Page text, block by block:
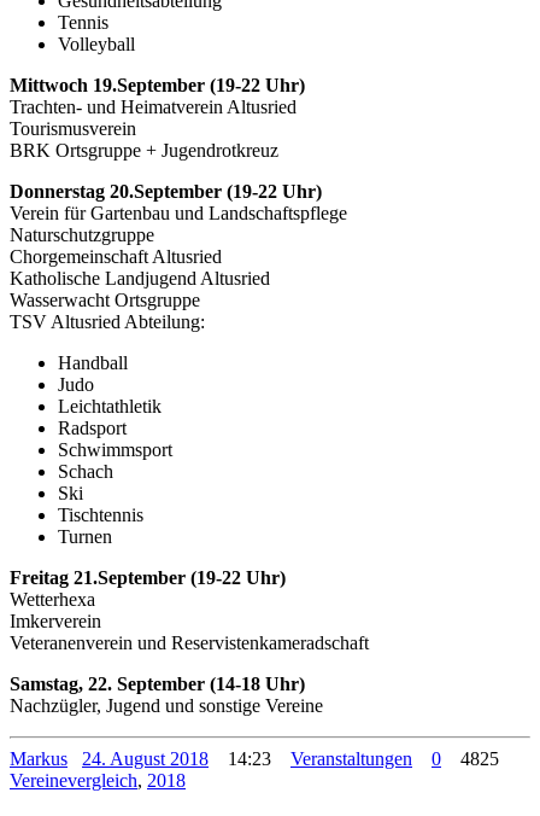
Tennis
Volleyball
Mittwoch 19.September (19-22 Uhr)
Trachten- und Heimatverein Altusried
Tourismusverein
BRK Ortsgruppe + Jugendrotkreuz
Donnerstag 20.September (19-22 Uhr)
Verein für Gartenbau und Landschaftspflege
Naturschutzgruppe
Chorgemeinschaft Altusried
Katholische Landjugend Altusried
Wasserwacht Ortsgruppe
TSV Altusried Abteilung:
Handball
Judo
Leichtathletik
Radsport
Schwimmsport
Schach
Ski
Tischtennis
Turnen
Freitag 21.September (19-22 Uhr)
Wetterhexa
Imkerverein
Veteranenverein und Reservistenkameradschaft
Samstag, 22. September (14-18 Uhr)
Nachzügler, Jugend und sonstige Vereine
Markus 24. August 2018 14:23 Veranstaltungen 0
4825
Vereinevergleich, 2018